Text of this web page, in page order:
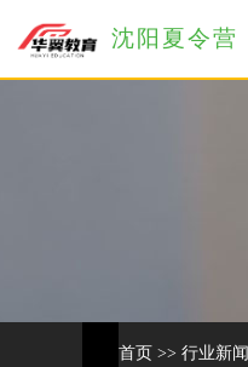
沈阳夏令营
首页 >> 行业新闻